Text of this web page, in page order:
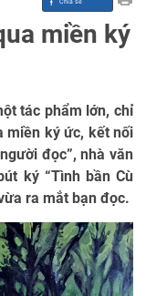
miền ký
tác phẩm lớn, chỉ
miền ký ức, kết nối
đọc”, nhà văn
ký “Tình bần Cù
ra mắt bạn đọc.